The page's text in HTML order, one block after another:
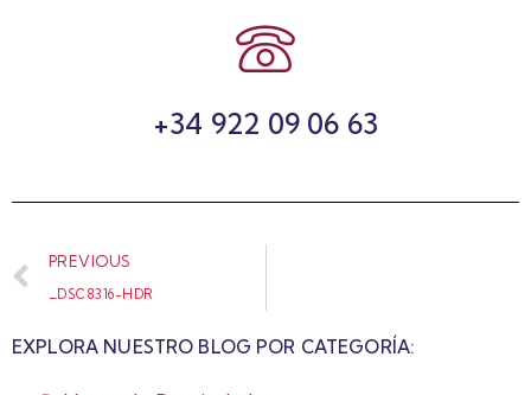
+34 922 09 06 63
PREVIOUS
_DSC8316-HDR
EXPLORA NUESTRO BLOG POR CATEGORÍA: